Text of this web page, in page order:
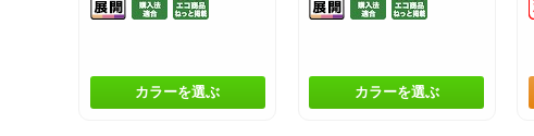
カラーを選ぶ カラーを選ぶ